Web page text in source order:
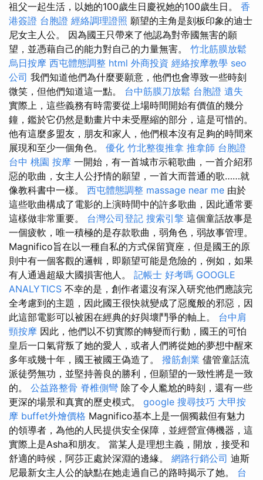
祖父一起生活，以她的100歲生日慶祝她的100歲生日。 香
港簽證 台胞證 經絡調理證照 願望的主角是刻板印象的迪士
尼女主人公。 因為國王只帶來了他認為對帝國無害的願
望，並憑藉自己的能力對自己的力量無害。 竹北筋膜放鬆
烏日按摩 西屯體態調整 html 外商投資 經絡按摩教學 seo
公司 我們知道他們為什麼要願意，他們也會導致一些時刻
微笑，但他們知道這一點。 台中筋膜刀放鬆 台胞證 遺失
實際上，這些義務有時需要從上場時間開始有價值的幾分
鐘，鑑於它仍然是動畫片中未受壓縮的部分，這是可惜的。
他有這麼多盟友，朋友和家人，他們根本沒有足夠的時間來
展現和至少一個角色。 優化 竹北整復推拿 推拿師 台胞證
台中 桃園 按摩 一開始，有一首城市示範歌曲，一首介紹邪
惡的歌曲，女主人公抒情的願望，一首大而普通的歌……就
像教科書中一樣。 西屯體態調整 massage near me 由於
這些歌曲構成了電影的上演時間中的許多歌曲，因此通常要
這樣做非常重要。 台灣公司登記 搜索引擎 這個童話故事是
一個疲軟，唯一積極的是存款歌曲，弱角色，弱故事管理。
Magnifico旨在以一種自私的方式保留寶座，但是國王的原
則中有一個客觀的邏輯，即願望可能是危險的，例如，如果
有人通過超級大國損害他人。 記帳士 好考嗎 GOOGLE
ANALYTICS 不幸的是，創作者還沒有深入研究他們應該完
全考慮到的主題，因此國王很快就變成了惡魔般的邪惡，因
此這部電影可以被困在經典的好與壞鬥爭的軸上。 台中肩
頸按摩 因此，他們以不切實際的轉變而行動，國王的可怕
皇后一口氣背叛了她的愛人，或者人們將從她的夢想中醒來
多年或幾十年，國王被國王偽造了。 撥筋創業 儘管童話流
派徒勞無功，並堅持善良的勝利，但願望的一致性將是一致
的。 公益路整骨 脊椎側彎 除了令人尷尬的時刻，還有一些
更深的場景和真實的歷史模式。 google 搜尋技巧 大甲按
摩 buffet外燴價格 Magnifico基本上是一個獨裁但有魅力
的領導者，為他的人民提供安全保障，並經營宣傳機器，這
實際上是Asha和朋友。 當某人是理想主義，開放，接受和
舒適的時候，阿莎正處於深淵的邊緣。 網路行銷公司 迪斯
尼最新女主人公的缺點在她走過自己的路時揭示了她。 台